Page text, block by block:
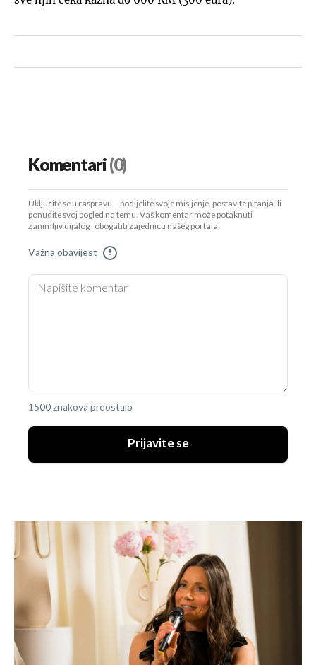
Komentari(0)
Uključite se u raspravu – podijelite svoje mišljenje, postavite pitanja ili
ponudite svoj pogled na temu. Vaš komentar može potaknuti
zanimljiv dijalog i obogatiti zajednicu našeg portala.
Važna obavijest !
1500 znakova preostalo
Prijavite se